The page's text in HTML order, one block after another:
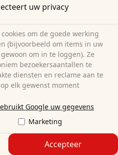
uw privacy
om de goede werking
(bijvoorbeeld om items in uw
om in te loggen). Ze
bezoekersaantallen te
diensten en reclame aan te
elk gewenst moment
Google uw gegevens
Marketing
Accepteer